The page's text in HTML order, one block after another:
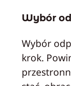
Wybór
Wybór
krok.